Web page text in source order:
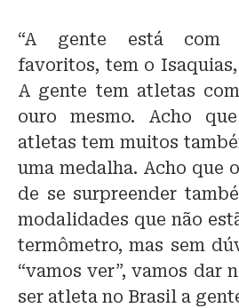
“A gente está com
favoritos, tem o Isaquias,
A gente tem atletas
ouro mesmo. Acho
atletas tem muitos
uma medalha. Acho que
de se surpreender
modalidades que não
termômetro, mas sem
“vamos ver”, vamos dar
ser atleta no Brasil a